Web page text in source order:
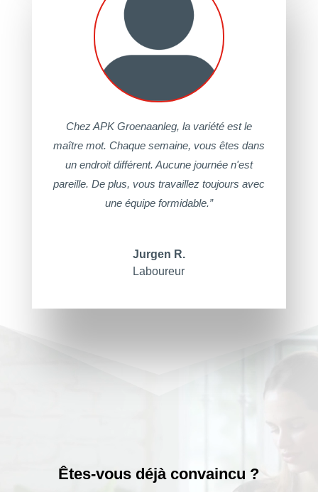
Chez APK Groenaanleg, la variété est le
maître mot. Chaque semaine, vous êtes dans
un endroit différent. Aucune journée n'est
pareille. De plus, vous travaillez toujours avec
une équipe formidable.”
Jurgen R.
Laboureur
Êtes-vous déjà convaincu ?